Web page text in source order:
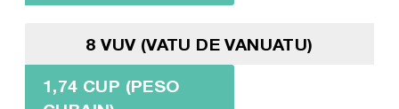
8 VUV (VATU DE VANUATU)
1,74 CUP (PESO